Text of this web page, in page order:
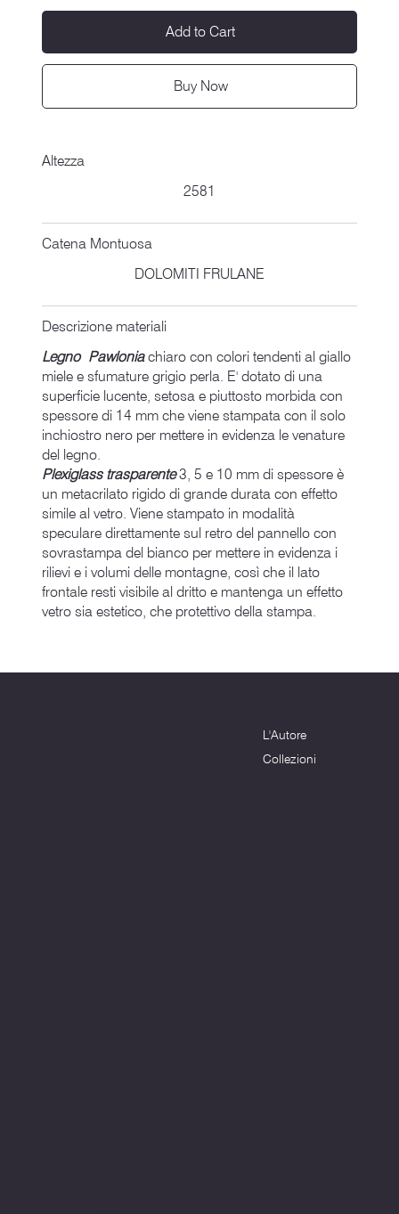
Add to Cart
Buy Now
Altezza
2581
Catena Montuosa
DOLOMITI FRULANE
Descrizione materiali
Legno Pawloniachiaro con colori tendenti al giallo
miele e sfumature grigio perla. E' dotato di una
superficie lucente, setosa e piuttosto morbida con
spessore di 14 mm che viene stampata con il solo
inchiostro nero per mettere in evidenza le venature
del legno.
Plexiglass trasparente3, 5 e 10 mm di spessore è
un metacrilato rigido di grande durata con effetto
simile al vetro. Viene stampato in modalità
speculare direttamente sul retro del pannello con
sovrastampa del bianco per mettere in evidenza i
rilievi e i volumi delle montagne, così che il lato
frontale resti visibile al dritto e mantenga un effetto
vetro sia estetico, che protettivo della stampa.
L'Autore
Collezioni